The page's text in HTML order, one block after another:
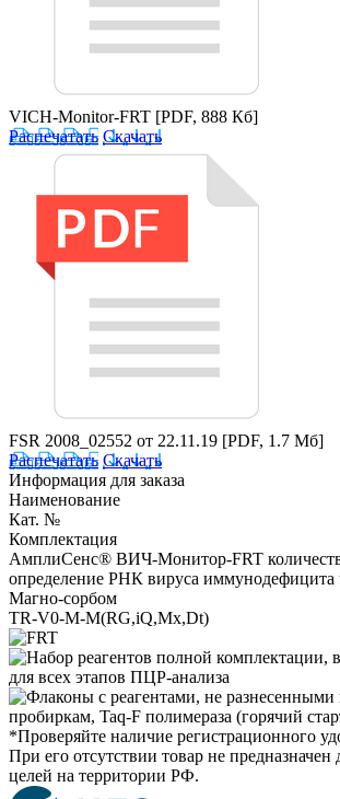
VICH-Monitor-FRT [PDF, 888 Кб]
Распечатать Скачать
FSR 2008_02552 от 22.11.19 [PDF, 1.7 Мб]
Распечатать Скачать
Информация для заказа
Наименование
Кат. №
Комплектация
АмплиСенс® ВИЧ-Монитор-FRT
определение РНК вируса иммунодефицита
Магно-сорбом
TR-V0-M-M(RG,iQ,Mx,Dt)
*Проверяйте наличие регистрационного
При его отсутствии товар не
целей на территории РФ.